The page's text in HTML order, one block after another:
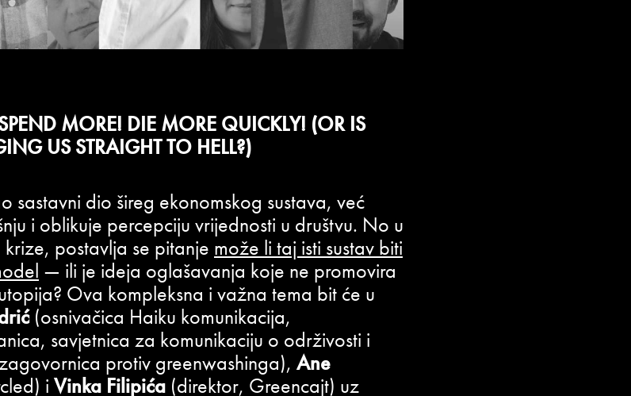
MORE! DIE MORE QUICKLY! (OR IS
US STRAIGHT TO HELL?)
sastavni dio šireg ekonomskog sustava, već
i oblikuje percepciju vrijednosti u društvu. No u
krize, postavlja se pitanje može li taj isti sustav biti
— ili je ideja oglašavanja koje ne promovira
Ova kompleksna i važna tema bit će u
(osnivačica Haiku komunikacija,
savjetnica za komunikaciju o održivosti i
protiv greenwashinga), Ane
i Vinka Filipića (direktor, Greencajt) uz